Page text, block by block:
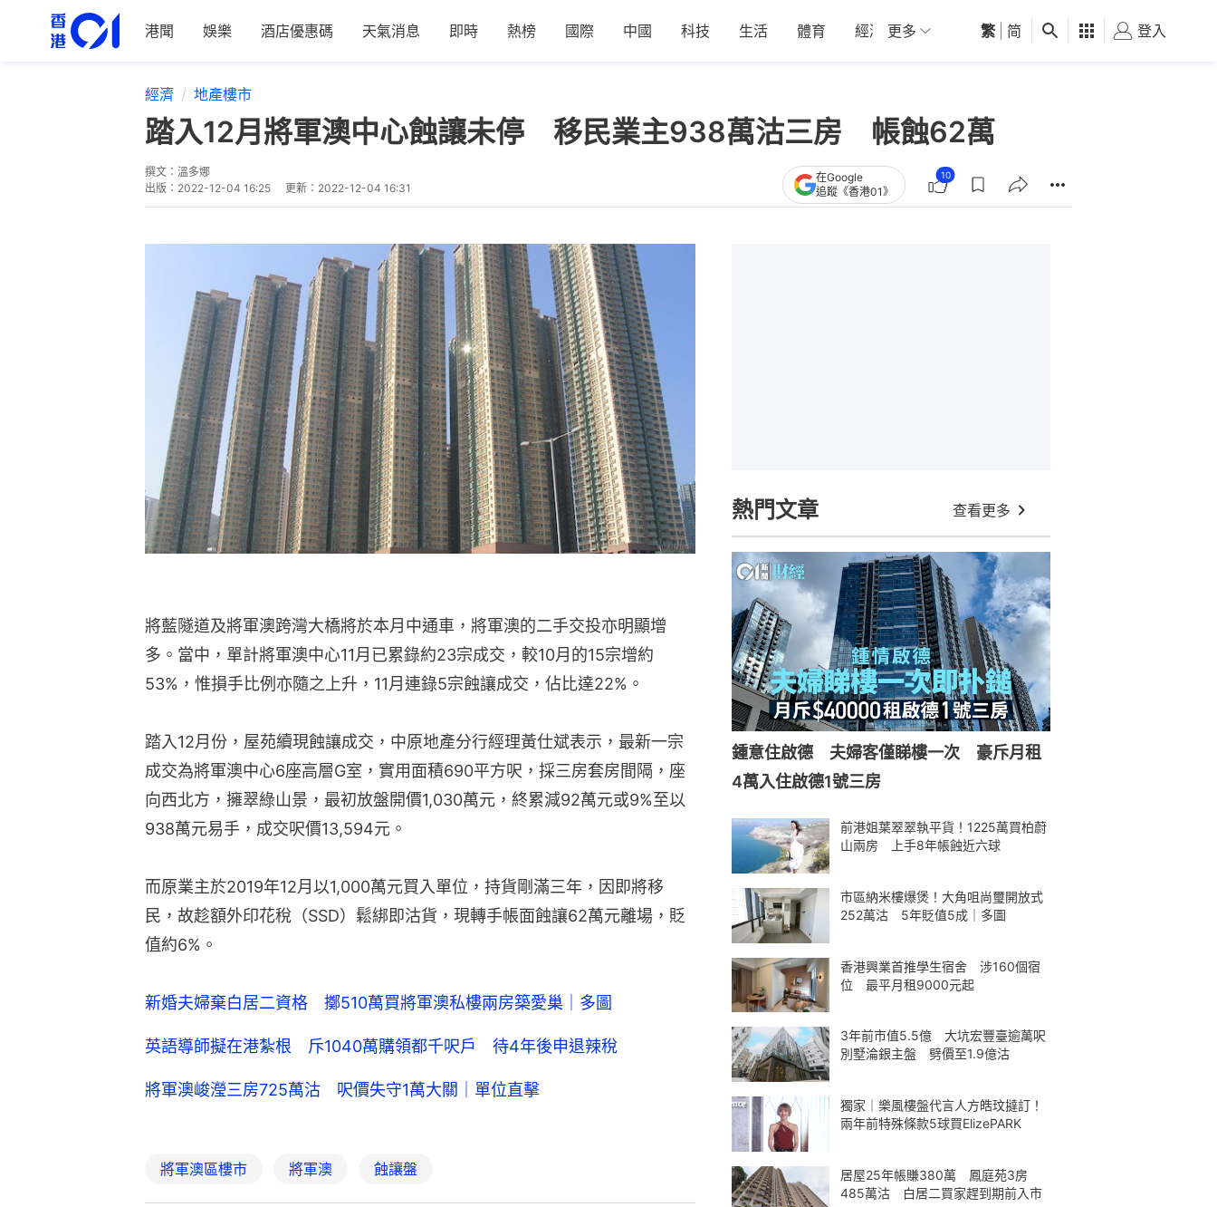
港聞 娛樂 酒店優惠碼 天氣消息 即時 熱榜 國際 中國 科技 生活 體育 經濟 01深圳 觀點 健康 好食玩飛
更多 繁 简 登入
經濟 地產樓市
踏入12月將軍澳中心蝕讓未停 移民業主938萬沽三房 帳蝕62萬
撰文： 溫多娜
出版： 2022-12-04 16:25 更新： 2022-12-04 16:31
在Google
追蹤《香港01》
10
將藍隧道及將軍澳跨灣大橋將於本月中通車，將軍澳的二手交投亦明顯增
多。當中，單計將軍澳中心11月已累錄約23宗成交，較10月的15宗增約
53%，惟損手比例亦隨之上升，11月連錄5宗蝕讓成交，佔比達22%。
踏入12月份，屋苑續現蝕讓成交，中原地產分行經理黃仕斌表示，最新一宗
成交為將軍澳中心6座高層G室，實用面積690平方呎，採三房套房間隔，座
向西北方，擁翠綠山景，最初放盤開價1,030萬元，終累減92萬元或9%至以
938萬元易手，成交呎價13,594元。
而原業主於2019年12月以1,000萬元買入單位，持貨剛滿三年，因即將移
民，故趁額外印花稅（SSD）鬆綁即沽貨，現轉手帳面蝕讓62萬元離場，貶
值約6%。
新婚夫婦棄白居二資格 擲510萬買將軍澳私樓兩房築愛巢｜多圖
英語導師擬在港紮根 斥1040萬購領都千呎戶 待4年後申退辣稅
將軍澳峻瀅三房725萬沽 呎價失守1萬大關｜單位直擊
將軍澳區樓市 將軍澳 蝕讓盤
熱門文章 查看更多
鍾意住啟德 夫婦客僅睇樓一次 豪斥月租
4萬入住啟德1號三房
前港姐葉翠翠執平貨！1225萬買柏蔚
山兩房 上手8年帳蝕近六球
市區納米樓爆煲！大角咀尚璽開放式
252萬沽 5年貶值5成｜多圖
香港興業首推學生宿舍 涉160個宿
位 最平月租9000元起
3年前市值5.5億 大坑宏豐臺逾萬呎
別墅淪銀主盤 劈價至1.9億沽
獨家｜樂風樓盤代言人方皓玟撻訂！
兩年前特殊條款5球買ElizePARK
居屋25年帳賺380萬 鳳庭苑3房
485萬沽 白居二買家趕到期前入市